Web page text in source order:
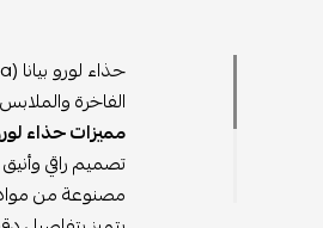
الفاخرة
مميزات حذاء
تصميم راقي وأنيق
مصنوعة من مواد